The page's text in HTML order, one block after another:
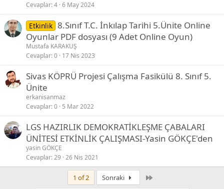
Cevaplar 4 6 May 2024
Etkinlik 8.Sınıf T.C. İnkılap Tarihi 5.Ünite Online
Oyunlar PDF dosyası (9 Adet Online Oyun)
Mustafa KARAKUŞ
Cevaplar 0 17 Nis 2023
Sivas KÖPRÜ Projesi Çalışma Fasikülü 8. Sınıf 5.
Ünite
erkanisanmaz
Cevaplar 0 5 Mar 2022
LGS HAZIRLIK DEMOKRATİKLEŞME ÇABALARI
ÜNİTESİ ETKİNLİK ÇALIŞMASI-Yasin GÖKÇE'den
yasin GÖKÇE
Cevaplar 29 26 Nis 2021
1 of 2 Sonraki